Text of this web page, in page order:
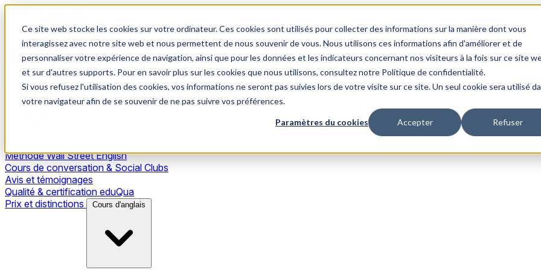
Ce site web stocke les cookies sur votre ordinateur. Ces cookies sont utilisés pour collecter des informations sur la manière dont vous
interagissez avec notre site web et nous permettent de nous souvenir de vous. Nous utilisons ces informations afin d'améliorer et de
personnaliser votre expérience de navigation, ainsi que pour les données et les indicateurs concernant nos visiteurs à la fois sur ce site
et sur d'autres supports. Pour en savoir plus sur les cookies que nous utilisons, consultez notre Politique de confidentialité.
Si vous refusez l'utilisation des cookies, vos informations ne seront pas suivies lors de votre visite sur ce site. Un seul cookie sera utilisé
votre navigateur afin de se souvenir de ne pas suivre vos préférences.
Paramètres du cookies Accepter Refuser
Notre méthode
Méthode Wall Street English
Cours de conversation & Social Clubs
Avis et témoignages
Qualité & certification eduQua
Prix et distinctions
Cours d'anglais